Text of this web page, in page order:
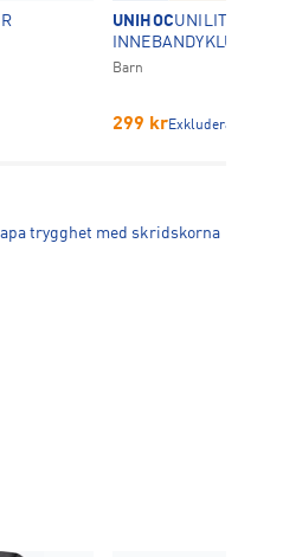
UNIHOCUNILITE
INNEBANDYKLUBBA
Barn
299 krExkluderad från
trygghet med skridskorna